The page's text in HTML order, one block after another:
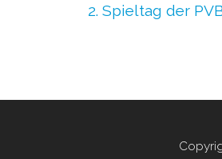
2. Spieltag der